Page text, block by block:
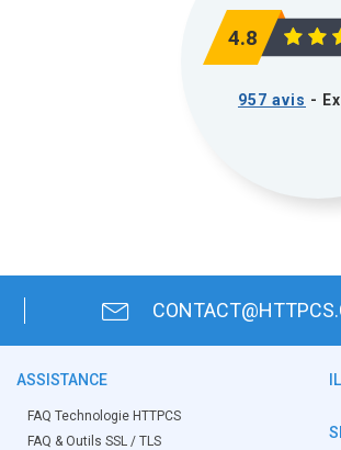
4.8
957 avis -
ASSISTANCE
FAQ Technologie HTTPCS
FAQ & Outils SSL / TLS